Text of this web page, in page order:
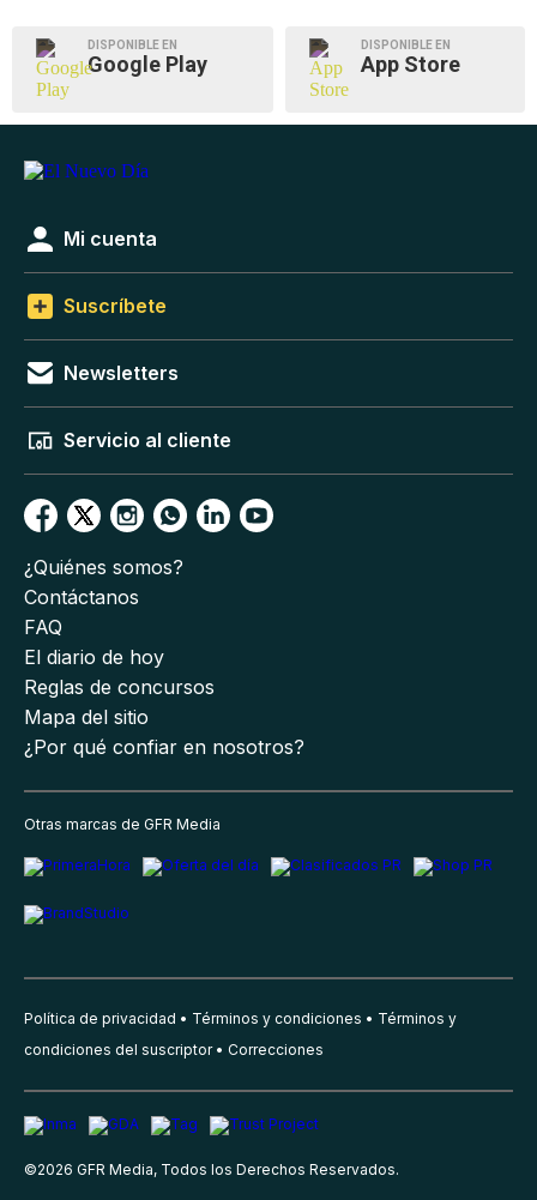
DISPONIBLE EN
Google Play
DISPONIBLE EN
App Store
Mi cuenta
Suscríbete
Newsletters
Servicio al cliente
¿Quiénes somos?
Contáctanos
FAQ
El diario de hoy
Reglas de concursos
Mapa del sitio
¿Por qué confiar en nosotros?
Otras marcas de GFR Media
Política de privacidad Términos y condiciones
Términos y
condiciones del suscriptor
Correcciones
©2026 GFR Media, Todos los Derechos Reservados.